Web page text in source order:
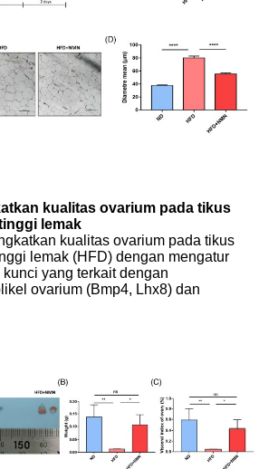
kualitas ovarium pada tikus
lemak
kualitas ovarium pada tikus
lemak (HFD) dengan mengatur
yang terkait dengan
ovarium (Bmp4, Lhx8) dan